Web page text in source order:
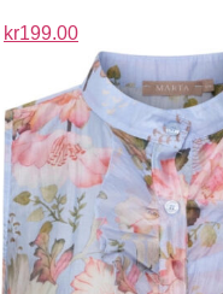
kr199.00